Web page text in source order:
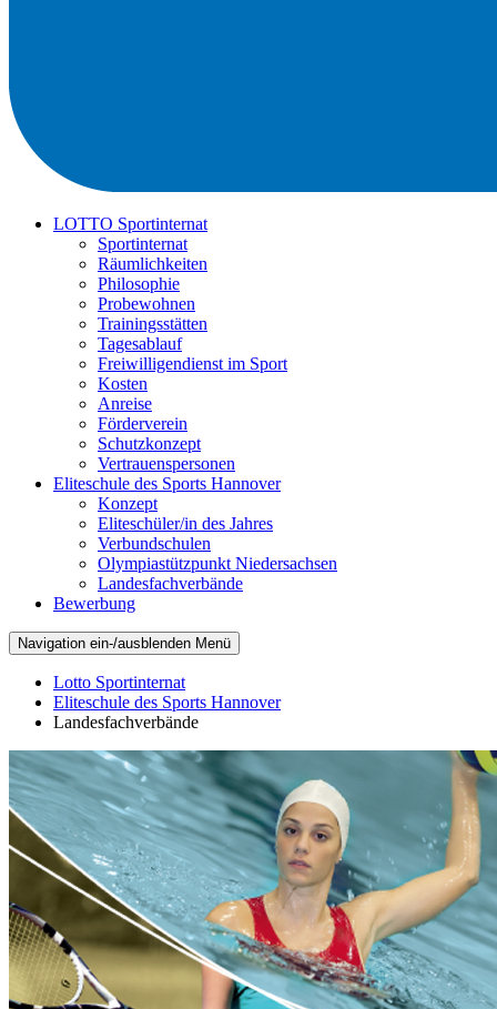
LOTTO Sportinternat
Sportinternat
Räumlichkeiten
Philosophie
Probewohnen
Trainingsstätten
Tagesablauf
Freiwilligendienst im Sport
Kosten
Anreise
Förderverein
Schutzkonzept
Vertrauenspersonen
Eliteschule des Sports Hannover
Konzept
Eliteschüler/in des Jahres
Verbundschulen
Olympiastützpunkt Niedersachsen
Landesfachverbände
Bewerbung
Navigation ein-/ausblenden Menü
Lotto Sportinternat
Eliteschule des Sports Hannover
Landesfachverbände